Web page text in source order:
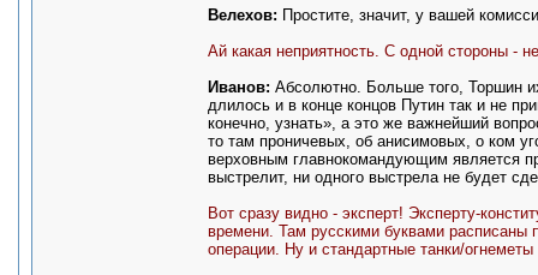
Велехов: Простите, значит, у вашей
Ай какая неприятность. С одной стороны -
Иванов: Абсолютно. Больше того, Торшин
длилось и в конце концов Путин так и не
конечно, узнать», а это же важнейший
то там проничевых, об анисимовых, о ком
верховным главнокомандующим является
выстрелит, ни одного выстрела не будет
Вот сразу видно - эксперт! Эксперту-
времени. Там русскими буквами расписаны
операции. Ну и стандартные танки/